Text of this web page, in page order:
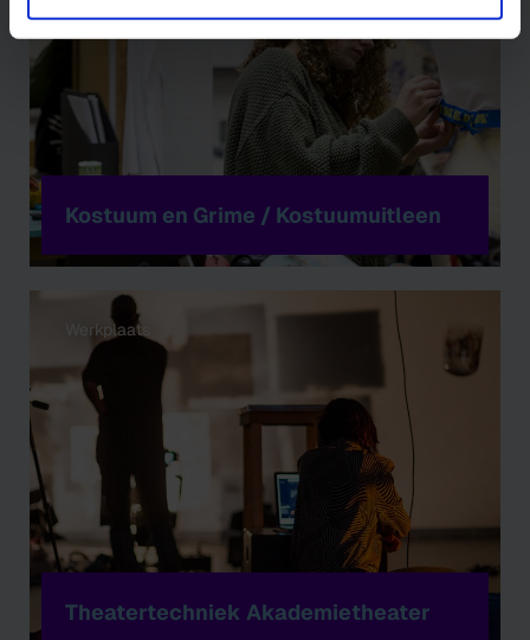
Kostuum en Grime / Kostuumuitleen
Werkplaats
Theatertechniek Akademietheater